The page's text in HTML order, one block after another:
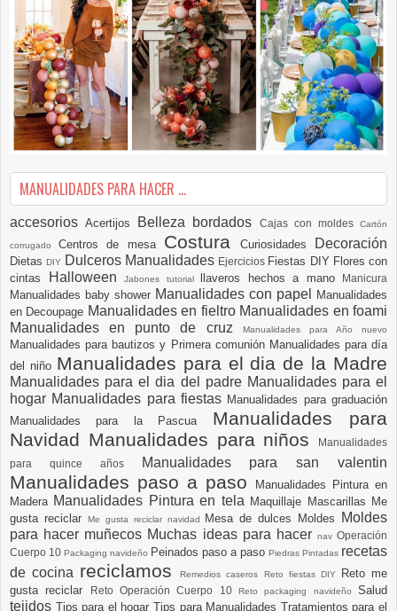
MANUALIDADES PARA HACER ...
accesoriosAcertijos Belleza bordados Cajas con moldesCartón
corrugadoCentros de mesa Costura Curiosidades Decoración
DietasDIY Dulceros Manualidades Ejercicios Fiestas DIY Flores con
cintas
Halloween Jabones tutorial llaveros hechos a mano Manicura
Manualidades baby shower Manualidades con papel
Manualidades
en Decoupage Manualidades en fieltro Manualidades en foami
Manualidades en punto de cruz
Manualidades para Año nuevo
Manualidades para bautizos y Primera comunión Manualidades para día
del niño Manualidades para el dia de la Madre
Manualidades para el dia del padre Manualidades para el
hogar Manualidades para fiestas Manualidades para graduación
Manualidades para la Pascua Manualidades para
Navidad Manualidades para niños
Manualidades
para quince años
Manualidades para san valentin
Manualidades paso a paso
Manualidades Pintura en
Madera Manualidades Pintura en tela Maquillaje Mascarillas Me
gusta reciclar
Me gusta reciclar navidad Mesa de dulces Moldes
Moldes
para hacer muñecos Muchas ideas para hacer nav Operación
Cuerpo 10 Packaging navideño Peinados paso a paso Piedras Pintadas recetas
de cocina reciclamosRemedios caseros Reto fiestas DIY Reto me
gusta reciclar
Reto Operación Cuerpo 10Reto packaging navideñoSalud
tejidos Tips para el hogarTips para Manualidades Tratamientos para el